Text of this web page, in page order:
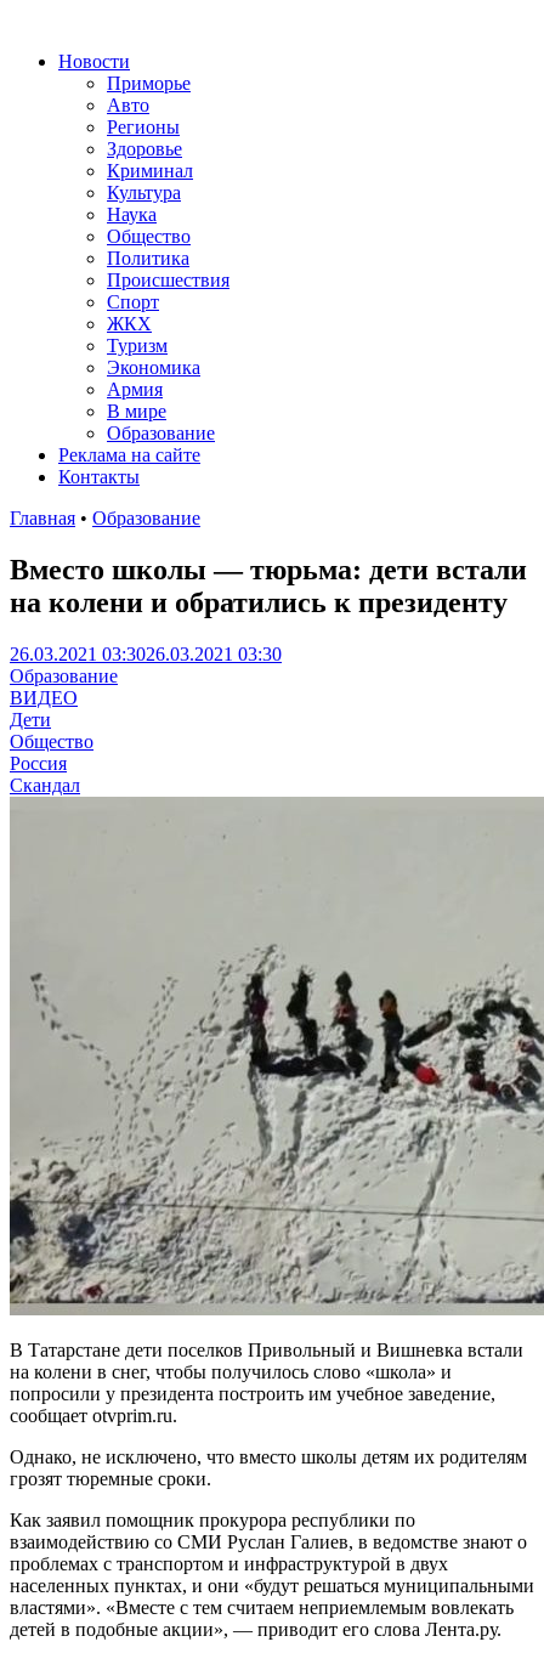
Новости
Приморье
Авто
Регионы
Здоровье
Криминал
Культура
Наука
Общество
Политика
Происшествия
Спорт
ЖКХ
Туризм
Экономика
Армия
В мире
Образование
Реклама на сайте
Контакты
Главная • Образование
Вместо школы — тюрьма: дети встали
на колени и обратились к президенту
26.03.2021 03:3026.03.2021 03:30
Образование
ВИДЕО
Дети
Общество
Россия
Скандал
В Татарстане дети поселков Привольный и Вишневка встали
на колени в снег, чтобы получилось слово «школа» и
попросили у президента построить им учебное заведение,
сообщает otvprim.ru.
Однако, не исключено, что вместо школы детям их родителям
грозят тюремные сроки.
Как заявил помощник прокурора республики по
взаимодействию со СМИ Руслан Галиев, в ведомстве знают о
проблемах с транспортом и инфраструктурой в двух
населенных пунктах, и они «будут решаться муниципальными
властями». «Вместе с тем считаем неприемлемым вовлекать
детей в подобные акции», — приводит его слова Лента.ру.